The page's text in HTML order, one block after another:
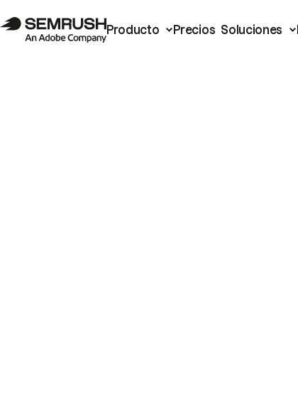
Producto Precios Soluciones